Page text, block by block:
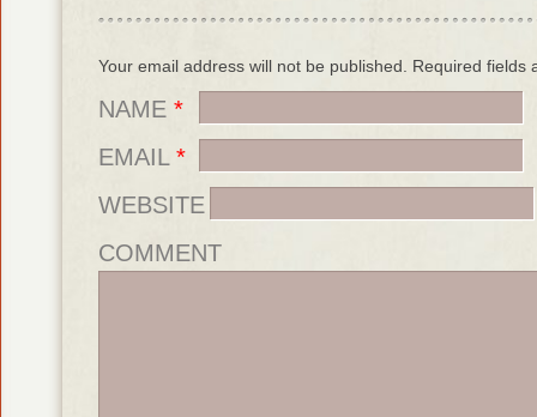
Your email address will not be published. Required fields
NAME *
EMAIL *
WEBSITE
COMMENT